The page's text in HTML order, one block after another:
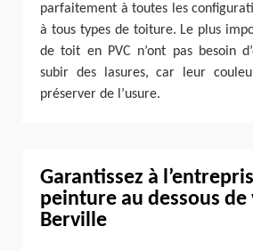
parfaitement à toutes les
à tous types de toiture. Le plus
de toit en PVC n’ont pas besoin
subir des lasures, car leur
préserver de l’usure.
Garantissez à
peinture au dessous
Berville